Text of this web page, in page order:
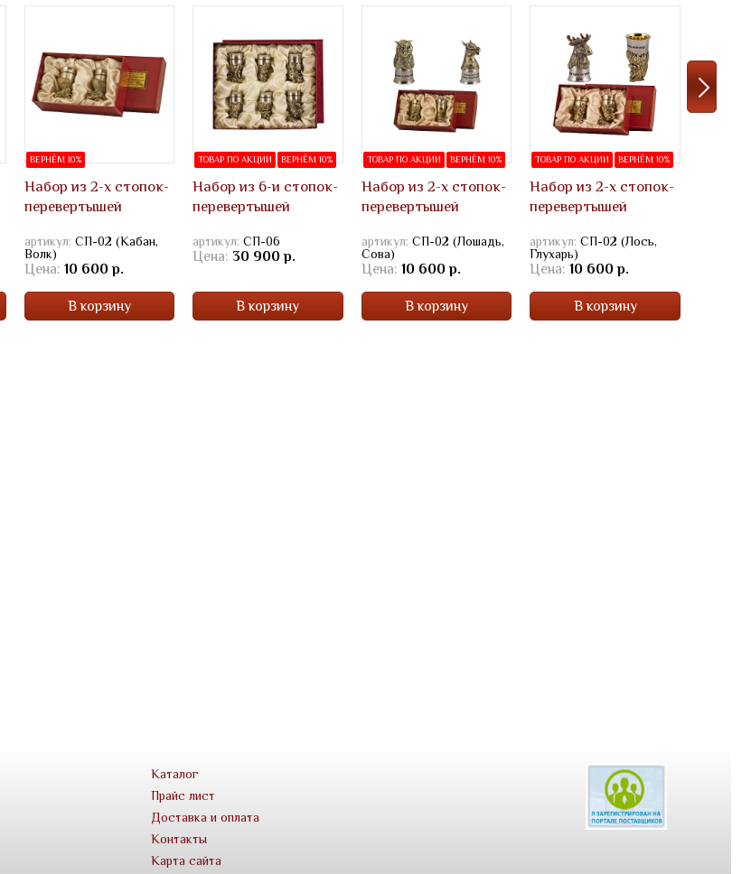
ВЕРНЁМ 10%
Набор из 2-х стопок-
перевертышей
артикул: СП-02 (Кабан,
Волк)
Цена: 10 600 р.
В корзину
ТОВАР ПО АКЦИИ ВЕРНЁМ 10%
Набор из 6-и стопок-
перевертышей
артикул:СП-06
Цена: 30 900 р.
В корзину
ТОВАР ПО АКЦИИ ВЕРНЁМ 10%
Набор из 2-х стопок-
перевертышей
артикул: СП-02 (Лошадь,
Сова)
Цена: 10 600 р.
В корзину
ТОВАР ПО АКЦИИ ВЕРНЁМ 10%
Набор из 2-х стопок-
перевертышей
артикул:СП-02 (Лось,
Глухарь)
Цена: 10 600 р.
В корзину
Каталог
Прайс лист
Доставка и оплата
Контакты
Карта сайта